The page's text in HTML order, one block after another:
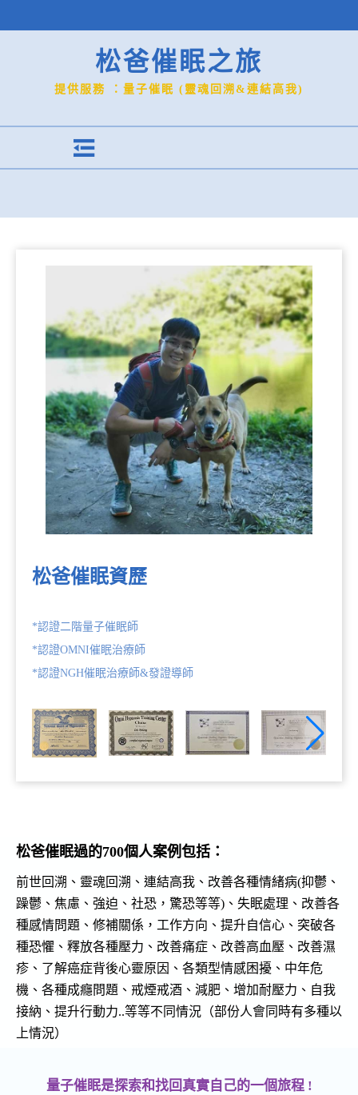
松爸催眠之旅
提供服務 ：量子催眠 (靈魂回溯&連結高我)
松爸催眠資歷
*認證二階量子催眠師
*認證OMNI催眠治療師
*認證NGH催眠治療師&發證導師
松爸催眠過的700個人案例包括：
前世回溯、靈魂回溯、連結高我、改善各種情緒病(抑鬱、
躁鬱、焦慮、強迫、社恐，驚恐等等)、失眠處理、改善各
種感情問題、修補關係，工作方向、提升自信心、突破各
種恐懼、釋放各種壓力、改善痛症、改善高血壓、改善濕
疹、了解癌症背後心靈原因、各類型情感困擾、中年危
機、各種成癮問題、戒煙戒酒、減肥、增加耐壓力、自我
接納、提升行動力..等等不同情況（部份人會同時有多種以
上情況）
量子催眠是探索和找回真實自己的一個旅程 !